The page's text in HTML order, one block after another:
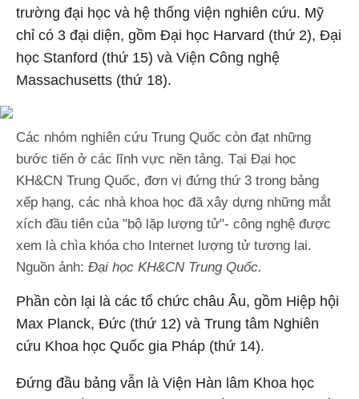
trường đại học và hệ thống viện nghiên cứu. Mỹ
chỉ có 3 đại diện, gồm Đại học Harvard (thứ 2), Đại
học Stanford (thứ 15) và Viện Công nghệ
Massachusetts (thứ 18).
Các nhóm nghiên cứu Trung Quốc còn đạt những
bước tiến ở các lĩnh vực nền tảng. Tại Đại học
KH&CN Trung Quốc, đơn vị đứng thứ 3 trong bảng
xếp hạng, các nhà khoa học đã xây dựng những mắt
xích đầu tiên của "bộ lặp lượng tử"- công nghệ được
xem là chìa khóa cho Internet lượng tử tương lai.
Nguồn ảnh: Đại học KH&CN Trung Quốc.
Phần còn lại là các tổ chức châu Âu, gồm Hiệp hội
Max Planck, Đức (thứ 12) và Trung tâm Nghiên
cứu Khoa học Quốc gia Pháp (thứ 14).
Đứng đầu bảng vẫn là Viện Hàn lâm Khoa học